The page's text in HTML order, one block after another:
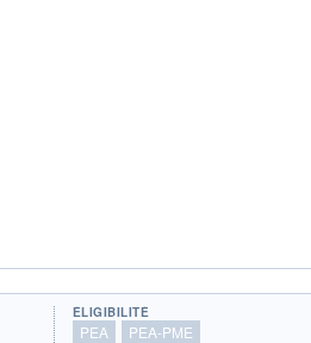
ÉLIGIBILITÉ
PEA
PEA-PME